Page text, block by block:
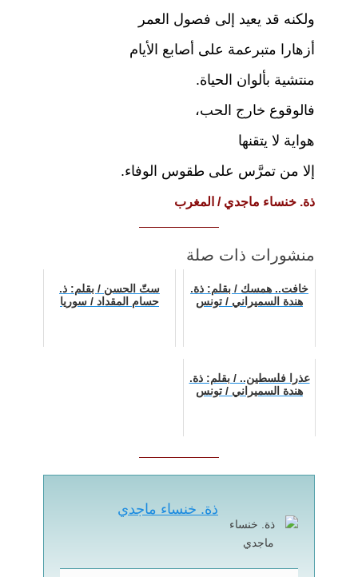
ولكنه قد يعيد إلى فصول العمر
أزهارا متبرعمة على أصابع الأيام
منتشية بألوان الحياة.
فالوقوع خارج الحب،
هواية لا يتقنها
إلا من تمرَّس على طقوس الوفاء.
ذة. خنساء ماجدي / المغرب
منشورات ذات صلة
خافت.. همسك / بقلم: ذة.
هندة السميراني / تونس
ستّ الحسن / بقلم: ذ.
حسام المقداد / سوريا
عذرا فلسطين.. / بقلم: ذة.
هندة السميراني / تونس
ذة. خنساء ماجدي